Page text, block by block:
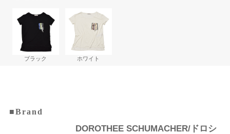
ブラック ホワイト
■Brand
DOROTHEE SCHUMACHER/ドロシ